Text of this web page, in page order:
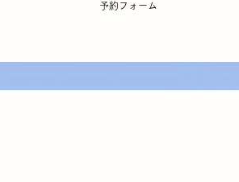
​予約フォーム